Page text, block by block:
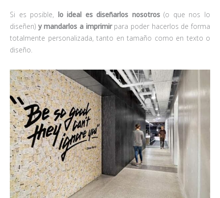
Si es posible, lo ideal es diseñarlos nosotros(o que nos lo
diseñen) y mandarlos a imprimirpara poder hacerlos de forma
totalmente personalizada, tanto en tamaño como en texto o
diseño.